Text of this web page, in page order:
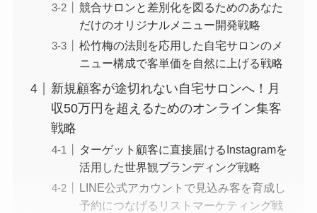
競合サロンと差別化を図るためのあなた
だけのオリジナルメニュー開発戦略
松竹梅の法則を応用した自宅サロンのメ
ニュー構成で客単価を自然に上げる戦略
新規顧客が途切れない自宅サロンへ！月
収50万円を超えるためのオンライン集客
戦略
ターゲット顧客に直接届けるInstagramを
活用した世界観ブランディング戦略
LINE公式アカウントで見込み客を育成し
予約につなげるリストマーケティング戦